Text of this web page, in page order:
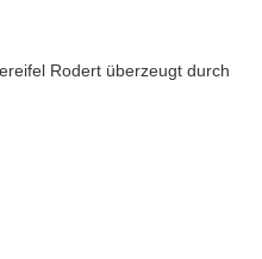
Rodert überzeugt durch